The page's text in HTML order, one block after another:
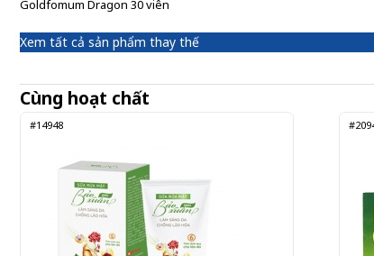
Goldfomum Dragon 30 viên
Xem tất cả sản phẩm thay thế
Cùng hoạt chất
#14948